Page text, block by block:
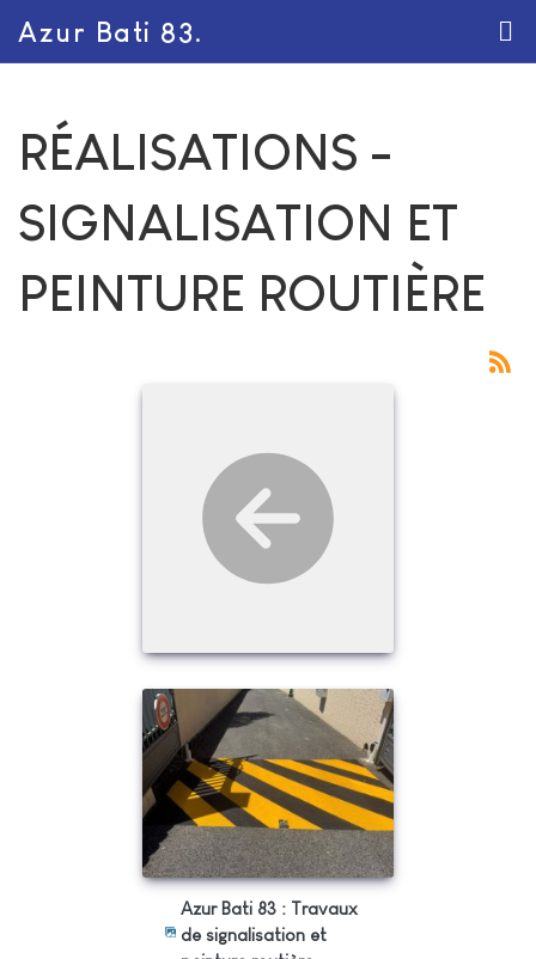
Azur Bati 83.
RÉALISATIONS -
SIGNALISATION ET
PEINTURE ROUTIÈRE
Azur Bati 83 : Travaux
de signalisation et